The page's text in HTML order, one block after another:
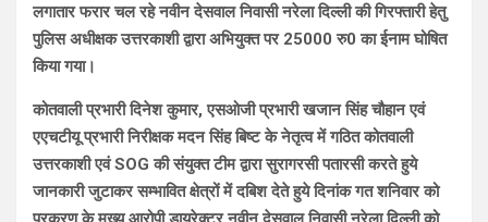
लगातार फरार चल रहे नवीन देसवाल निवासी नरेला दिल्ली की गिरफ्तारी हेतु
पुलिस अधीक्षक उत्तरकाशी द्वारा अभियुक्त पर 25000 रु0 का ईनाम घोषित
किया गया।
कोतवाली प्रभारी दिनेश कुमार, एसओजी प्रभारी खजान सिंह चौहान एवं
एएचटीयू प्रभारी निरीक्षक मदन सिंह बिष्ट के नेतृत्व में गठित कोतवाली
उत्तरकाशी एवं SOG की संयुक्त टीम द्वारा सुरागरसी पतारसी करते हुये
जानकारी जुटाकर सम्भावित क्षेत्रों में दबिश देते हुये दिनांक गत शनिवार को